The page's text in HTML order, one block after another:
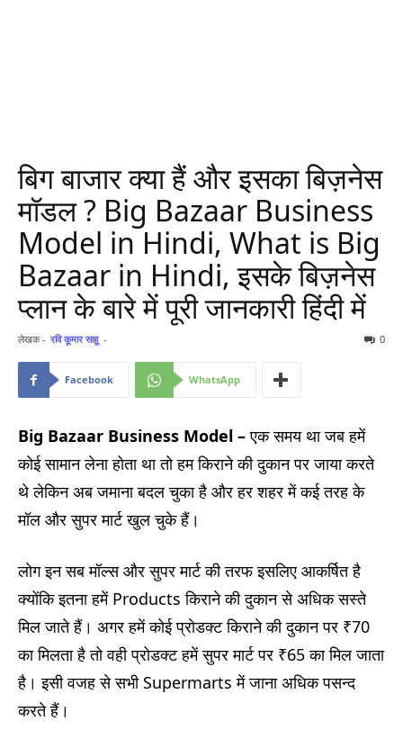
बिग बाजार क्या हैं और इसका बिज़नेस
मॉडल ? Big Bazaar Business
Model in Hindi, What is Big
Bazaar in Hindi, इसके बिज़नेस
प्लान के बारे में पूरी जानकारी हिंदी में
लेखक - रवि कूमार साहू - 0
Facebook WhatsApp
Big Bazaar Business Model –एक समय था जब हमें
कोई सामान लेना होता था तो हम किराने की दुकान पर जाया करते
थे लेकिन अब जमाना बदल चुका है और हर शहर में कई तरह के
मॉल और सुपर मार्ट खुल चुके हैं।
लोग इन सब मॉल्स और सुपर मार्ट की तरफ इसलिए आकर्षित है
क्योंकि इतना हमें Products किराने की दुकान से अधिक सस्ते
मिल जाते हैं। अगर हमें कोई प्रोडक्ट किराने की दुकान पर ₹70
का मिलता है तो वही प्रोडक्ट हमें सुपर मार्ट पर ₹65 का मिल जाता
है। इसी वजह से सभी Supermarts में जाना अधिक पसन्द
करते हैं।